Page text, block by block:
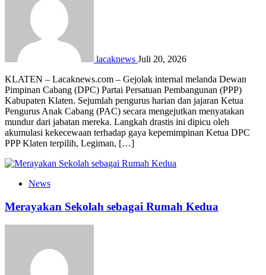
lacaknews Juli 20, 2026
KLATEN – Lacaknews.com – Gejolak internal melanda Dewan
Pimpinan Cabang (DPC) Partai Persatuan Pembangunan (PPP)
Kabupaten Klaten. Sejumlah pengurus harian dan jajaran Ketua
Pengurus Anak Cabang (PAC) secara mengejutkan menyatakan
mundur dari jabatan mereka. Langkah drastis ini dipicu oleh
akumulasi kekecewaan terhadap gaya kepemimpinan Ketua DPC
PPP Klaten terpilih, Legiman, […]
News
Merayakan Sekolah sebagai Rumah Kedua